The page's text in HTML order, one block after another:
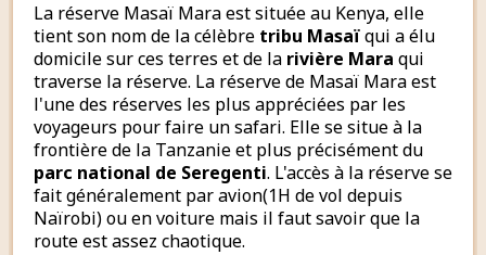
La réserve Masaï Mara est située au Kenya, elle
tient son nom de la célèbre tribu Masaïqui a élu
domicile sur ces terres et de la rivière Mara qui
traverse la réserve. La réserve de Masaï Mara est
l'une des réserves les plus appréciées par les
voyageurs pour faire un safari. Elle se situe à la
frontière de la Tanzanie et plus précisément du
parc national de Seregenti. L'accès à la réserve se
fait généralement par avion(1H de vol depuis
Naïrobi) ou en voiture mais il faut savoir que la
route est assez chaotique.